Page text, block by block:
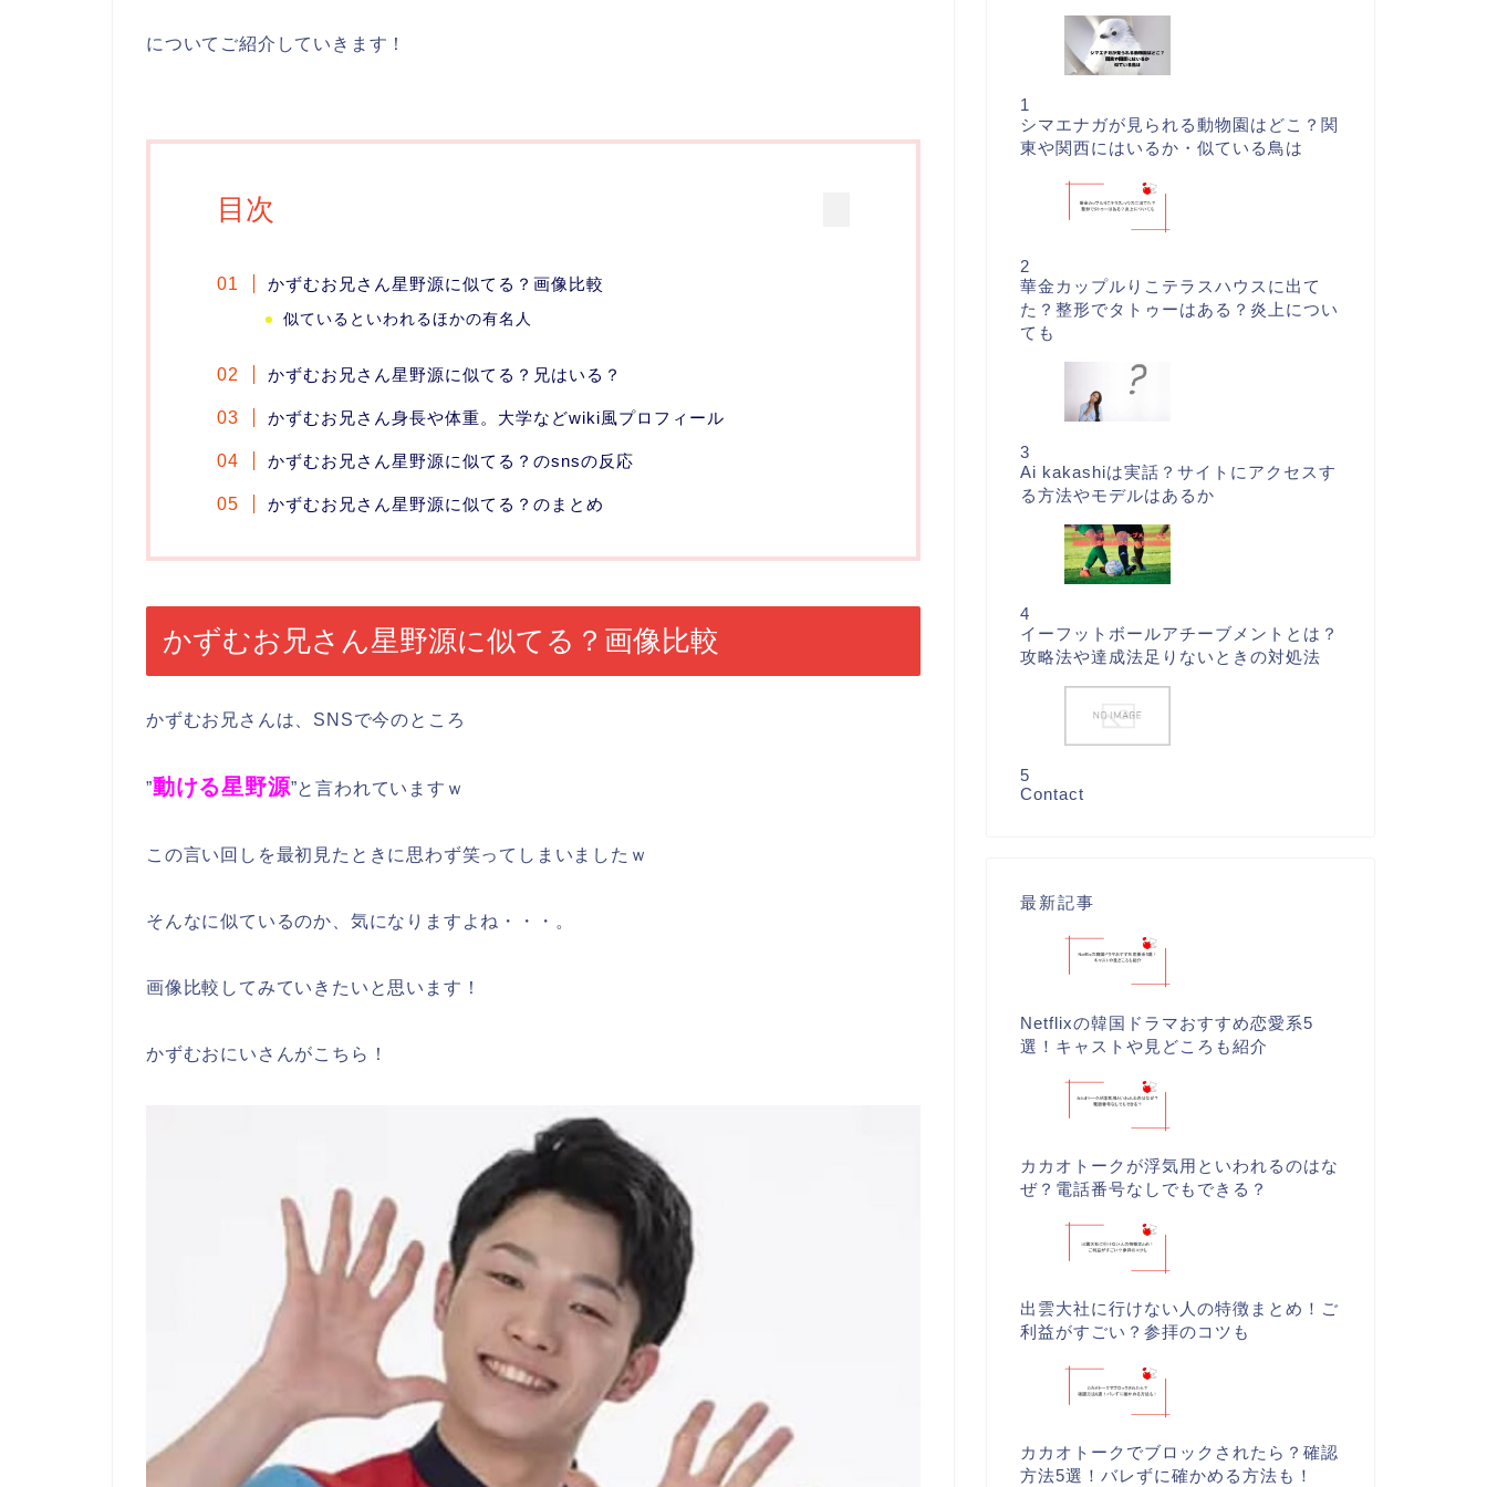
についてご紹介していきます！
目次
かずむお兄さん星野源に似てる？画像比較
似ているといわれるほかの有名人
かずむお兄さん星野源に似てる？兄はいる？
かずむお兄さん身長や体重。大学などwiki風プロフィール
かずむお兄さん星野源に似てる？のsnsの反応
かずむお兄さん星野源に似てる？のまとめ
かずむお兄さん星野源に似てる？画像比較
かずむお兄さんは、SNSで今のところ
”動ける星野源”と言われていますｗ
この言い回しを最初見たときに思わず笑ってしまいましたｗ
そんなに似ているのか、気になりますよね・・・。
画像比較してみていきたいと思います！
かずむおにいさんがこちら！
1
シマエナガが見られる動物園はどこ？関
東や関西にはいるか・似ている鳥は
2
華金カップルりこテラスハウスに出て
た？整形でタトゥーはある？炎上につい
ても
3
Ai kakashiは実話？サイトにアクセスす
る方法やモデルはあるか
4
イーフットボールアチーブメントとは？
攻略法や達成法足りないときの対処法
5
Contact
最新記事
Netflixの韓国ドラマおすすめ恋愛系5
選！キャストや見どころも紹介
カカオトークが浮気用といわれるのはな
ぜ？電話番号なしでもできる？
出雲大社に行けない人の特徴まとめ！ご
利益がすごい？参拝のコツも
カカオトークでブロックされたら？確認
方法5選！バレずに確かめる方法も！